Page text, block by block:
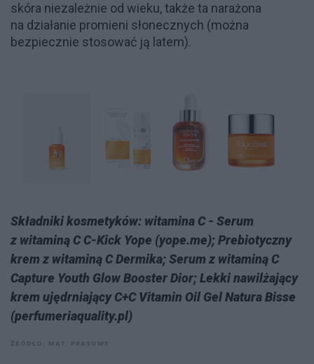
skóra niezależnie od wieku, także ta narażona
na działanie promieni słonecznych (można
bezpiecznie stosować ją latem).
Składniki kosmetyków: witamina C - Serum
z witaminą C C-Kick Yope (yope.me); Prebiotyczny
krem z witaminą C Dermika; Serum z witaminą C
Capture Youth Glow Booster Dior; Lekki nawilżający
krem ujędrniający C+C Vitamin Oil Gel Natura Bisse
(perfumeriaquality.pl)